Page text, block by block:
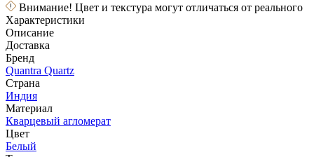
Внимание! Цвет и текстура могут отличаться от реального
Характеристики
Описание
Доставка
Бренд
Quantra Quartz
Страна
Индия
Материал
Кварцевый агломерат
Цвет
Белый